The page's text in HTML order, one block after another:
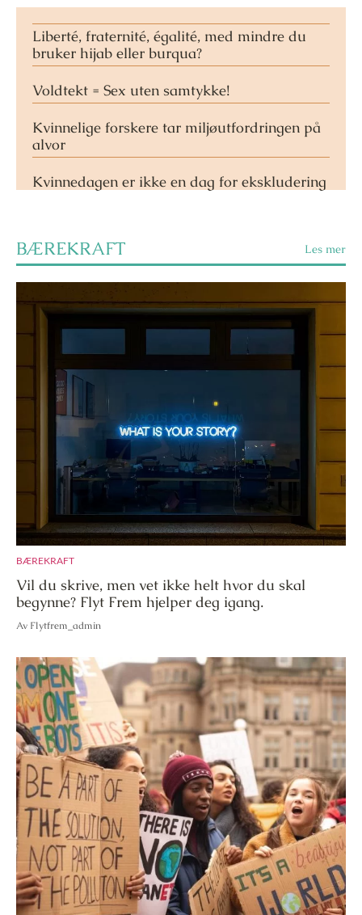
Liberté, fraternité, égalité, med mindre du
bruker hijab eller burqua?
Voldtekt = Sex uten samtykke!
Kvinnelige forskere tar miljøutfordringen på
alvor
Kvinnedagen er ikke en dag for ekskludering
BÆREKRAFT Les mer
BÆREKRAFT
Vil du skrive, men vet ikke helt hvor du skal
begynne? Flyt Frem hjelper deg igang.
Av Flytfrem_admin